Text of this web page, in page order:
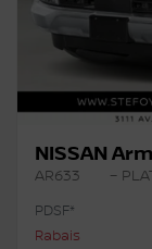
NISSAN
AR633
–
PDSF*
Rabais